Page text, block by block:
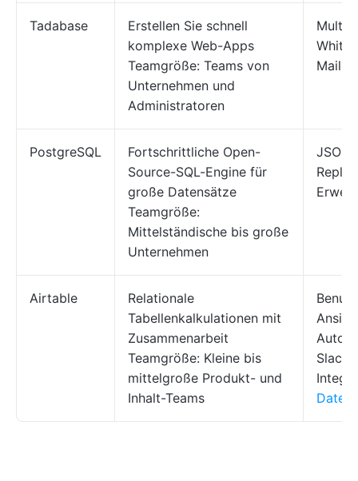
Tadabase
Erstellen Sie schnell
komplexe Web-Apps
Teamgröße: Teams von
Unternehmen und
Administratoren
Multi-
Mail-
PostgreSQL
Fortschrittliche Open-
Source-SQL-Engine für
große Datensätze
Teamgröße:
Mittelständische bis große
Unternehmen
Airtable
Relationale
Tabellenkalkulationen mit
Zusammenarbeit
Teamgröße: Kleine bis
mittelgroße Produkt- und
Inhalt-Teams
Slack/